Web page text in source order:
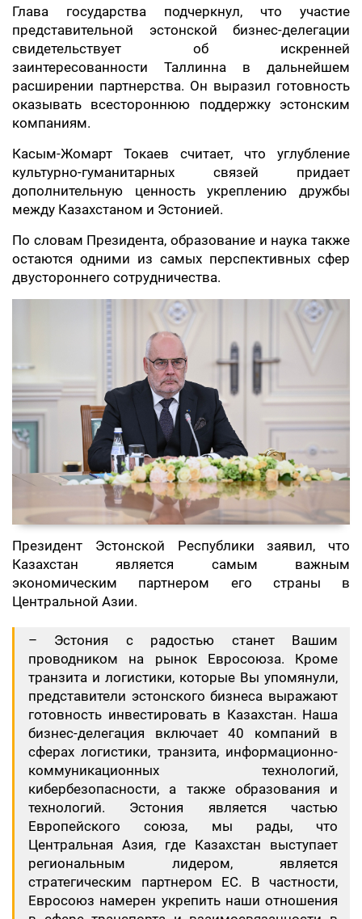
Глава государства подчеркнул, что участие
представительной эстонской бизнес-делегации
свидетельствует об искренней
заинтересованности Таллинна в дальнейшем
расширении партнерства. Он выразил готовность
оказывать всестороннюю поддержку эстонским
компаниям.
Касым-Жомарт Токаев считает, что углубление
культурно-гуманитарных связей придает
дополнительную ценность укреплению дружбы
между Казахстаном и Эстонией.
По словам Президента, образование и наука также
остаются одними из самых перспективных сфер
двустороннего сотрудничества.
Президент Эстонской Республики заявил, что
Казахстан является самым важным
экономическим партнером его страны в
Центральной Азии.
– Эстония с радостью станет Вашим
проводником на рынок Евросоюза. Кроме
транзита и логистики, которые Вы упомянули,
представители эстонского бизнеса выражают
готовность инвестировать в Казахстан. Наша
бизнес-делегация включает 40 компаний в
сферах логистики, транзита, информационно-
коммуникационных технологий,
кибербезопасности, а также образования и
технологий. Эстония является частью
Европейского союза, мы рады, что
Центральная Азия, где Казахстан выступает
региональным лидером, является
стратегическим партнером ЕС. В частности,
Евросоюз намерен укрепить наши отношения